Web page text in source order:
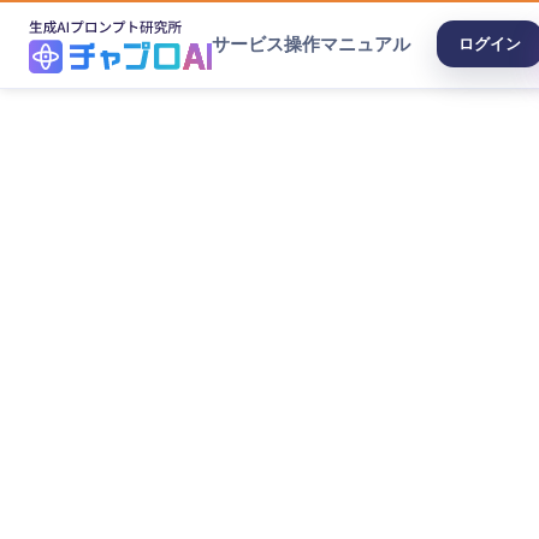
サービス操作マニュアル ログイン